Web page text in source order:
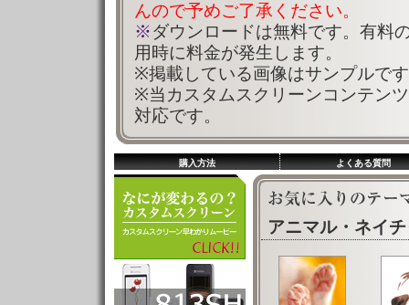
んので予めご了承ください。
※ダウンロードは無料です。有料
用時に料金が発生します。
※掲載している画像はサンプルで
※当カスタムスクリーンコンテン
対応です。
購入方法 よくある質問
アニマル・ネイ